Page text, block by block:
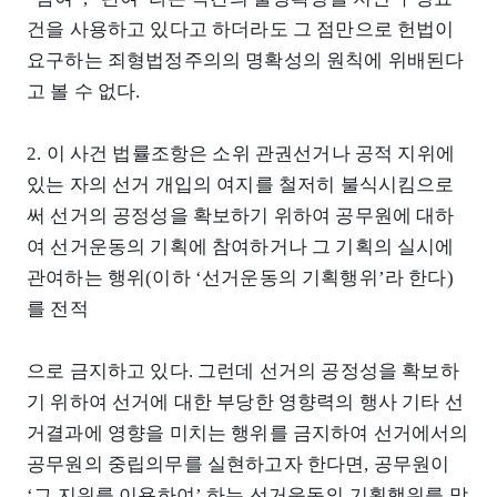
건을 사용하고 있다고 하더라도 그 점만으로 헌법이
요구하는 죄형법정주의의 명확성의 원칙에 위배된다
고 볼 수 없다.
2. 이 사건 법률조항은 소위 관권선거나 공적 지위에
있는 자의 선거 개입의 여지를 철저히 불식시킴으로
써 선거의 공정성을 확보하기 위하여 공무원에 대하
여 선거운동의 기획에 참여하거나 그 기획의 실시에
관여하는 행위(이하 ‘선거운동의 기획행위’라 한다)
를 전적
으로 금지하고 있다. 그런데 선거의 공정성을 확보하
기 위하여 선거에 대한 부당한 영향력의 행사 기타 선
거결과에 영향을 미치는 행위를 금지하여 선거에서의
공무원의 중립의무를 실현하고자 한다면, 공무원이